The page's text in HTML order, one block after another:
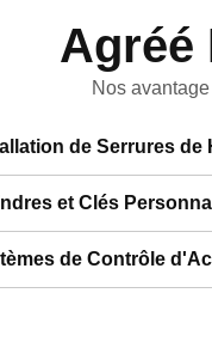
Agréé
Nos
de Serrures de
et Clés
de Contrôle